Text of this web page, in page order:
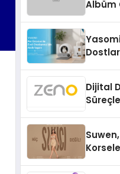
Albüm
Dijital